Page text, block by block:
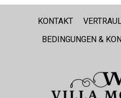
KONTAKT
BEDINGUNGEN &